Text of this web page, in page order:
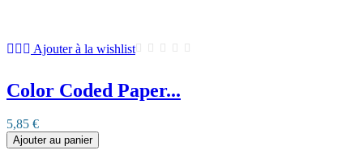
Ajouter à la wishlist
Color Coded Paper...
5,85 €
Ajouter au panier